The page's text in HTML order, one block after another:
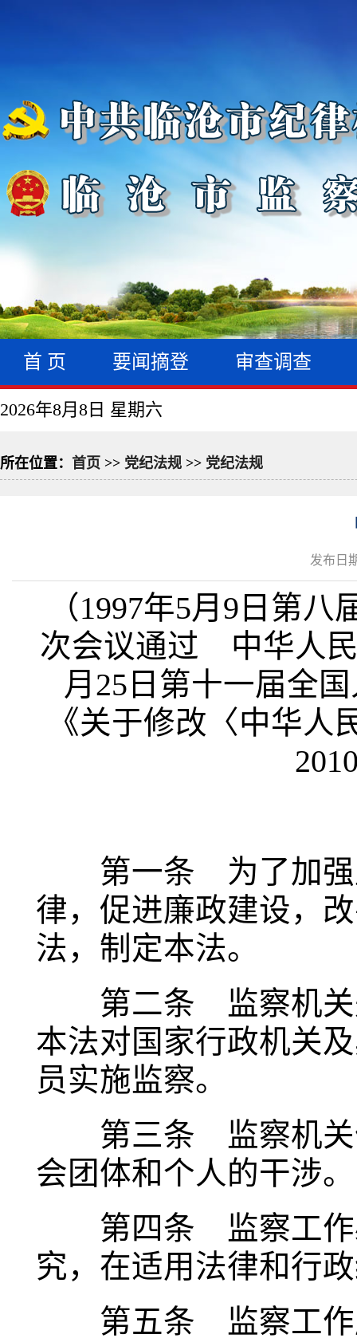
首 页 要闻摘登 审查调查
2026年8月8日 星期六
所在位置： 首页 >> 党纪法规 >> 党纪法规
发布日
（1997年5月 9 日第八
次会议通过 中华人
月 25 日第十一届全
《关于修改〈中华
第一条 为了加强监
律，促进廉政建设，
法，制定本法。
第二条 监察机关是
本法对国家行政机关
员实施监察。
第三条 监察机关依
会团体和个人的干涉。
第四条 监察工作必
究，在适用法律和行
第五条 监察工作应